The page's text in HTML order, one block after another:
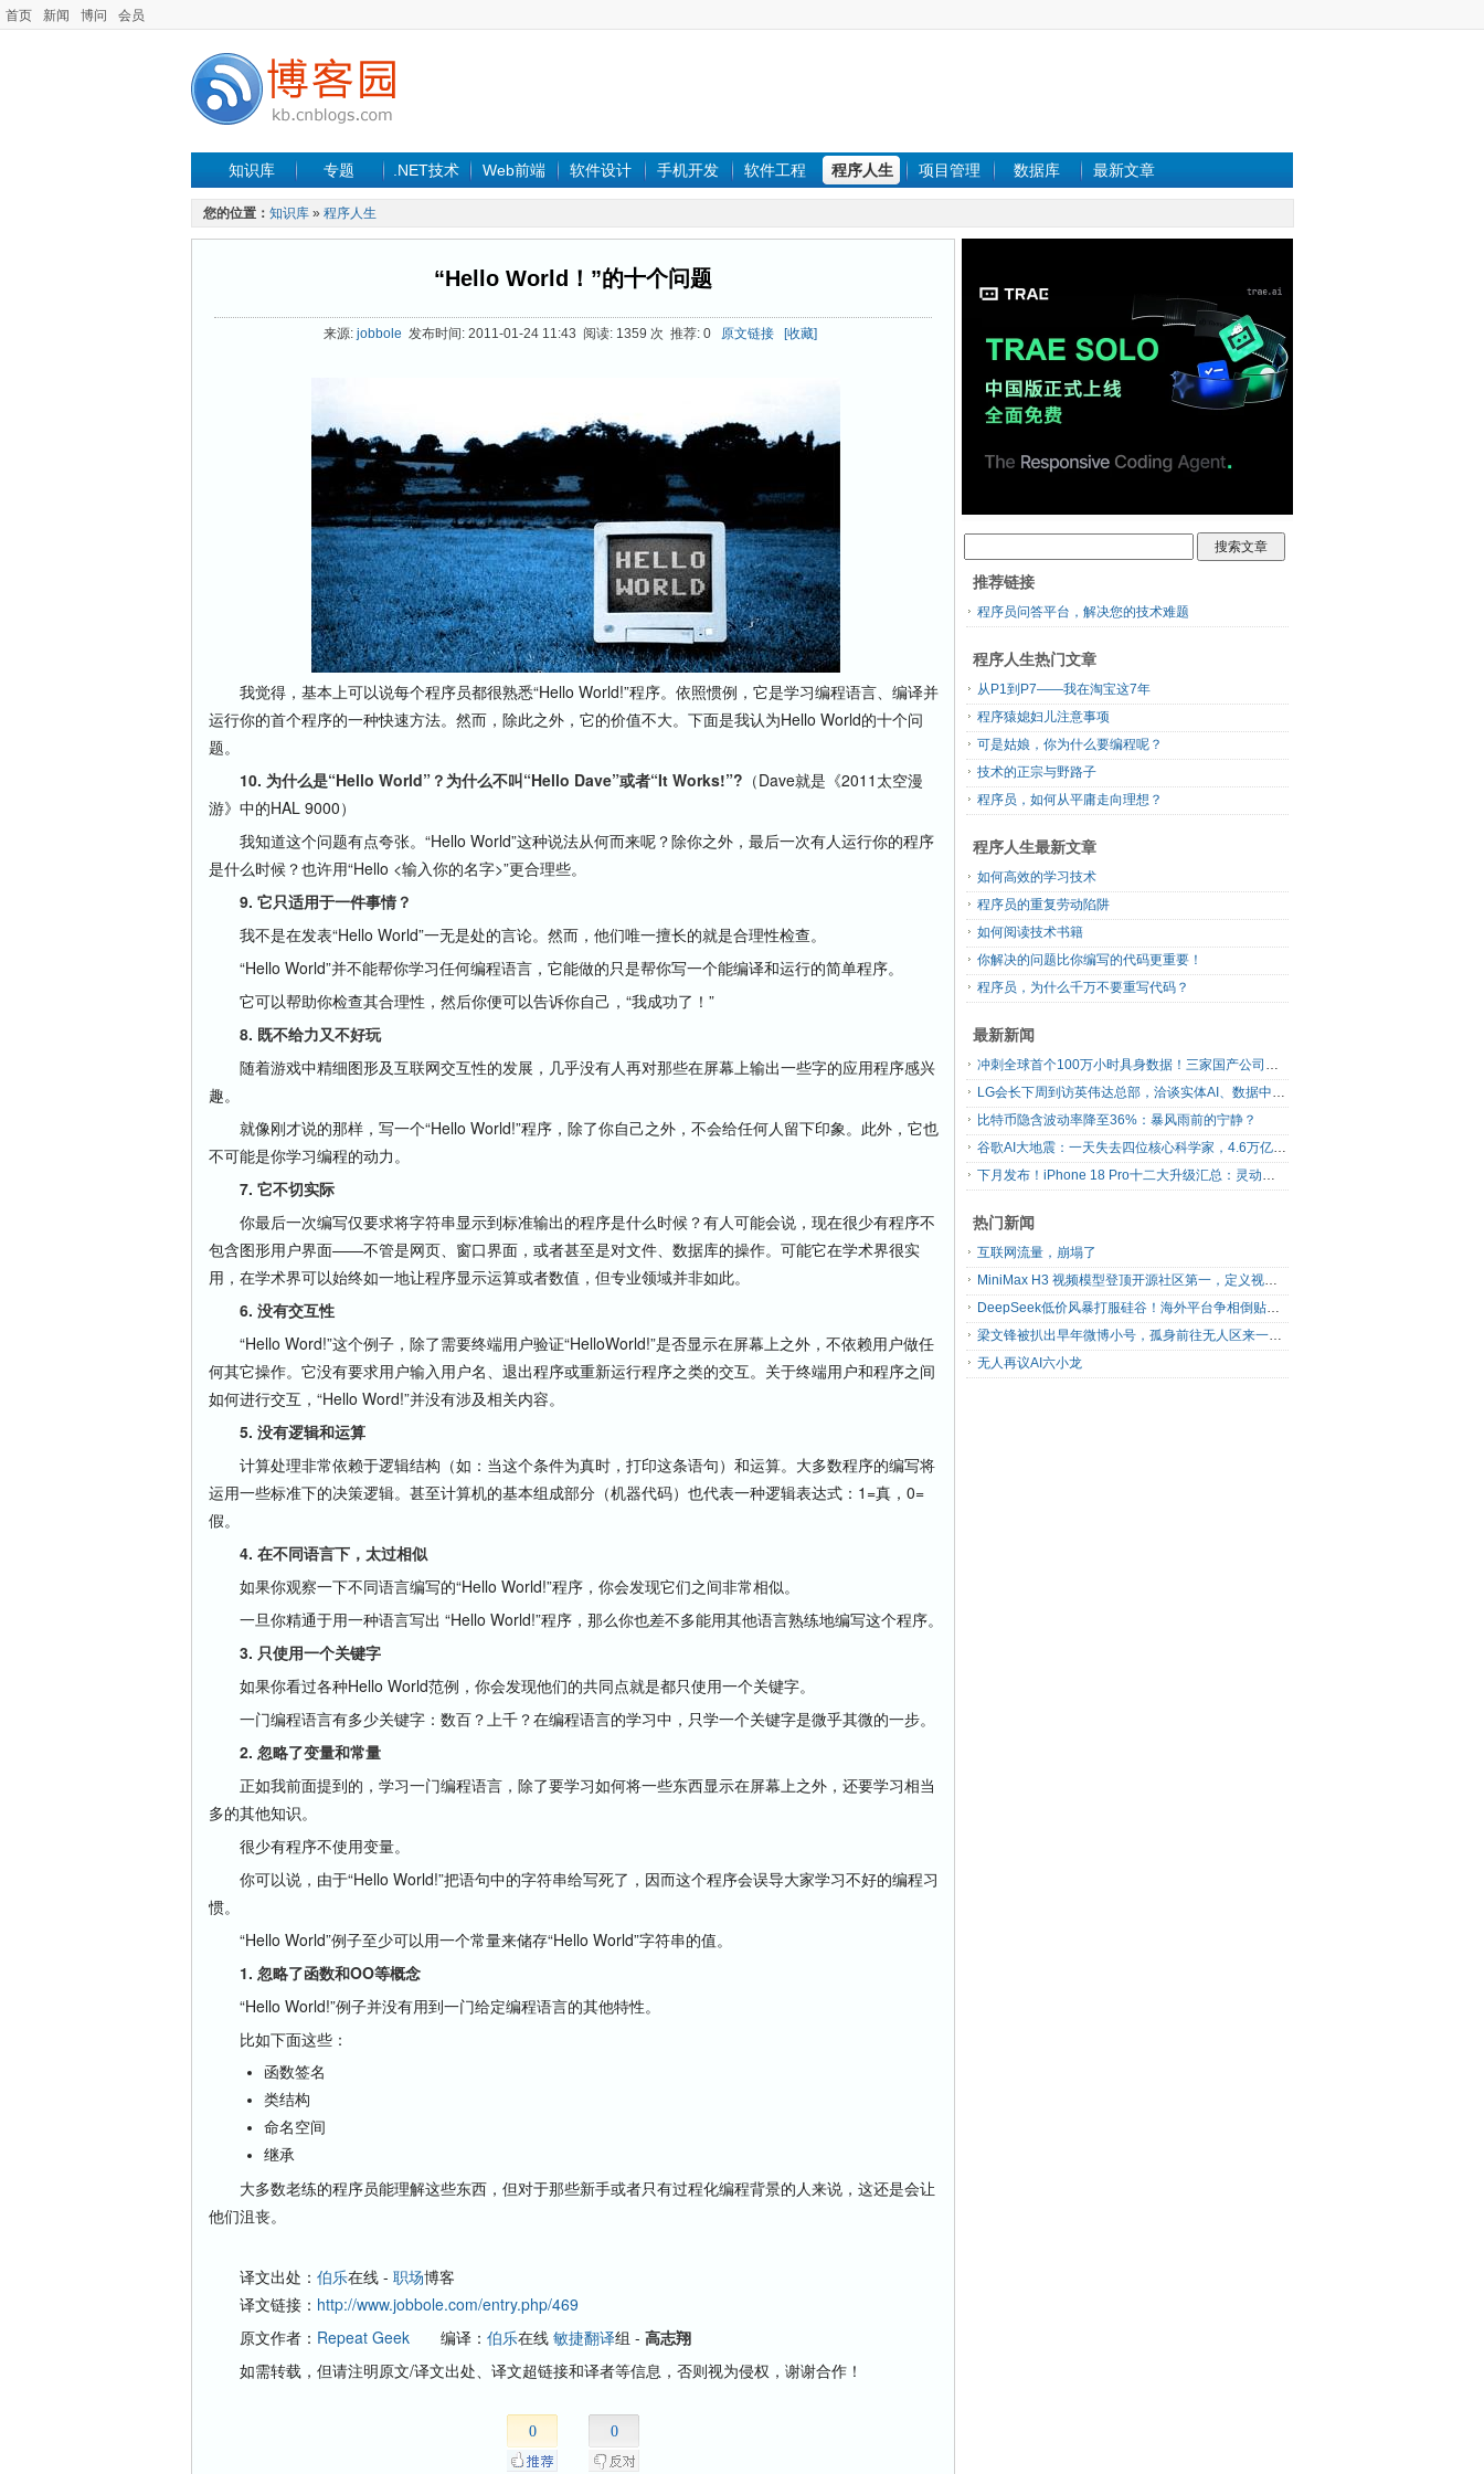
首页 新闻 博问 会员
知识库 专题 .NET技术 Web前端 软件设计 手机开发 软件工程 程序人生 项目管理 数据库 最新文章
您的位置： 知识库 » 程序人生
“Hello World！”的十个问题
来源: jobbole 发布时间: 2011-01-24 11:43 阅读: 1359 次 推荐: 0 原文链接 [收藏]
我觉得，基本上可以说每个程序员都很熟悉“Hello World!”程序。依照惯例，它是学习编程语言、编译并
运行你的首个程序的一种快速方法。然而，除此之外，它的价值不大。下面是我认为Hello World的十个问
题。
10. 为什么是“Hello World”？为什么不叫“Hello Dave”或者“It Works!”? （Dave就是《2011太空漫
游》中的HAL 9000）
我知道这个问题有点夸张。“Hello World”这种说法从何而来呢？除你之外，最后一次有人运行你的程序
是什么时候？也许用“Hello <输入你的名字>”更合理些。
9. 它只适用于一件事情？
我不是在发表“Hello World”一无是处的言论。然而，他们唯一擅长的就是合理性检查。
“Hello World”并不能帮你学习任何编程语言，它能做的只是帮你写一个能编译和运行的简单程序。
它可以帮助你检查其合理性，然后你便可以告诉你自己，“我成功了！”
8. 既不给力又不好玩
随着游戏中精细图形及互联网交互性的发展，几乎没有人再对那些在屏幕上输出一些字的应用程序感兴
趣。
就像刚才说的那样，写一个“Hello World!”程序，除了你自己之外，不会给任何人留下印象。此外，它也
不可能是你学习编程的动力。
7. 它不切实际
你最后一次编写仅要求将字符串显示到标准输出的程序是什么时候？有人可能会说，现在很少有程序不
包含图形用户界面——不管是网页、窗口界面，或者甚至是对文件、数据库的操作。可能它在学术界很实
用，在学术界可以始终如一地让程序显示运算或者数值，但专业领域并非如此。
6. 没有交互性
“Hello Word!”这个例子，除了需要终端用户验证“HelloWorld!”是否显示在屏幕上之外，不依赖用户做任
何其它操作。它没有要求用户输入用户名、退出程序或重新运行程序之类的交互。关于终端用户和程序之间
如何进行交互，“Hello Word!”并没有涉及相关内容。
5. 没有逻辑和运算
计算处理非常依赖于逻辑结构（如：当这个条件为真时，打印这条语句）和运算。大多数程序的编写将
运用一些标准下的决策逻辑。甚至计算机的基本组成部分（机器代码）也代表一种逻辑表达式：1=真，0=
假。
4. 在不同语言下，太过相似
如果你观察一下不同语言编写的“Hello World!”程序，你会发现它们之间非常相似。
一旦你精通于用一种语言写出 “Hello World!”程序，那么你也差不多能用其他语言熟练地编写这个程序。
3. 只使用一个关键字
如果你看过各种Hello World范例，你会发现他们的共同点就是都只使用一个关键字。
一门编程语言有多少关键字：数百？上千？在编程语言的学习中，只学一个关键字是微乎其微的一步。
2. 忽略了变量和常量
正如我前面提到的，学习一门编程语言，除了要学习如何将一些东西显示在屏幕上之外，还要学习相当
多的其他知识。
很少有程序不使用变量。
你可以说，由于“Hello World!”把语句中的字符串给写死了，因而这个程序会误导大家学习不好的编程习
惯。
“Hello World”例子至少可以用一个常量来储存“Hello World”字符串的值。
1. 忽略了函数和OO等概念
“Hello World!”例子并没有用到一门给定编程语言的其他特性。
比如下面这些：
函数签名
类结构
命名空间
继承
大多数老练的程序员能理解这些东西，但对于那些新手或者只有过程化编程背景的人来说，这还是会让
他们沮丧。
译文出处： 伯乐在线 - 职场博客
译文链接： http://www.jobbole.com/entry.php/469
原文作者： Repeat Geek 编译： 伯乐在线 敏捷翻译组 - 高志翔
如需转载，但请注明原文/译文出处、译文超链接和译者等信息，否则视为侵权，谢谢合作！
0 0
推荐链接
程序员问答平台，解决您的技术难题
程序人生热门文章
从P1到P7——我在淘宝这7年
程序猿媳妇儿注意事项
可是姑娘，你为什么要编程呢？
技术的正宗与野路子
程序员，如何从平庸走向理想？
程序人生最新文章
如何高效的学习技术
程序员的重复劳动陷阱
如何阅读技术书籍
你解决的问题比你编写的代码更重要！
程序员，为什么千万不要重写代码？
最新新闻
冲刺全球首个100万小时具身数据！三家国产公司，联手了
LG会长下周到访英伟达总部，洽谈实体AI、数据中心、自动驾驶合作
比特币隐含波动率降至36%：暴风雨前的宁静？
谷歌AI大地震：一天失去四位核心科学家，4.6万亿美元巨头的重构之路
下月发布！iPhone 18 Pro十二大升级汇总：灵动岛首次缩小、首次2nm芯片
热门新闻
互联网流量，崩塌了
MiniMax H3 视频模型登顶开源社区第一，定义视频模型领域“斩杀线”
DeepSeek低价风暴打服硅谷！海外平台争相倒贴V4 Flash
梁文锋被扒出早年微博小号，孤身前往无人区来一场相当 deep 的 seek 旅行
无人再议AI六小龙